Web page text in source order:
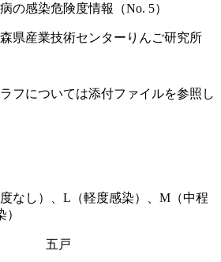
の感染危険度情報（No. 5）
県産業技術センターりんご研究所
フについては添付ファイルを参照し
度なし）、L（軽度感染）、M（中程
五戸